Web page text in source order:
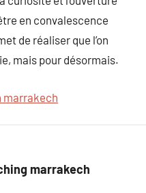
en convalescence
de réaliser que l’on
mais pour désormais.
marrakech
marrakech